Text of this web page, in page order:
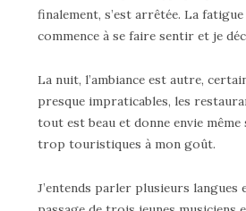
finalement, s’est arrêtée. La
commence à se faire sentir et je
La nuit, l’ambiance est autre,
presque impraticables, les
tout est beau et donne envie
trop touristiques à mon goût.
J’entends parler plusieurs langues